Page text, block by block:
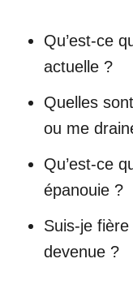
Qu’est-ce
actuelle ?
Quelles
ou me
Qu’est-ce
épanouie ?
Suis-je
devenue ?